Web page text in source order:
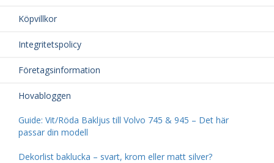
Köpvillkor
Integritetspolicy
Företagsinformation
Hovabloggen
Guide: Vit/Röda Bakljus till Volvo 745 & 945 – Det här
passar din modell
Dekorlist baklucka – svart, krom eller matt silver?